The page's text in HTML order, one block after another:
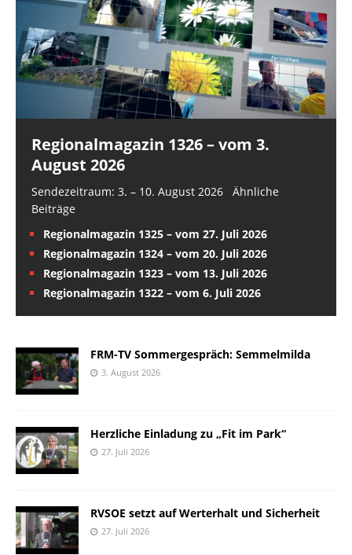
Regionalmagazin 1326 – vom 3.
August 2026
Sendezeitraum: 3. – 10. August 2026 Ähnliche
Beiträge
Regionalmagazin 1325 – vom 27. Juli 2026
Regionalmagazin 1324 – vom 20. Juli 2026
Regionalmagazin 1323 – vom 13. Juli 2026
Regionalmagazin 1322 – vom 6. Juli 2026
FRM-TV Sommergespräch: Semmelmilda
3. August 2026
Herzliche Einladung zu „Fit im Park“
27. Juli 2026
RVSOE setzt auf Werterhalt und Sicherheit
27. Juli 2026